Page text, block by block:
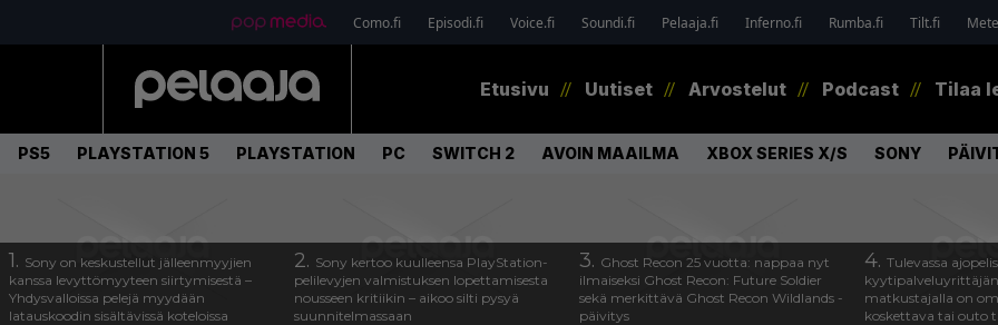
Como.fi Episodi.fi Voice.fi Soundi.fi Pelaaja.fi Inferno.fi Rumba.fi Tilt.fi
Etusivu Uutiset Arvostelut Podcast Tilaa
PS5 PLAYSTATION 5 PLAYSTATION PC SWITCH 2 AVOIN MAAILMA XBOX SERIES X/S SONY
1. Sony on keskustellut jälleenmyyjien
kanssa levyttömyyteen siirtymisestä –
Yhdysvalloissa pelejä myydään
latauskoodin sisältävissä koteloissa
2. Sony kertoo kuulleensa PlayStation-
pelilevyjen valmistuksen lopettamisesta
nousseen kritiikin – aikoo silti pysyä
suunnitelmassaan
3. Ghost Recon 25 vuotta: nappaa nyt
ilmaiseksi Ghost Recon: Future Soldier
sekä merkittävä Ghost Recon Wildlands -
päivitys
4. Tulevassa
kyytipalveluyrittäjän
matkustajalla on
koskettava tai outo